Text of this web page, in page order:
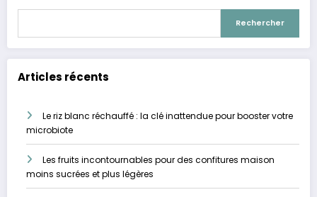
Rechercher
Articles récents
Le riz blanc réchauffé : la clé inattendue pour booster votre
microbiote
Les fruits incontournables pour des confitures maison
moins sucrées et plus légères